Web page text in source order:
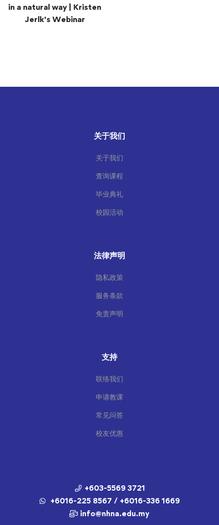
in a natural way | Kristen
Jerlk’s Webinar
关于我们
关于我们
查询课程
毕业典礼
校园活动
法律声明
隐私政策
服务条款
免责声明
支持
联络我们
申请教课
常见问答
校友优惠
+603-5569 3721
+6016-225 8567 / +6016-336 1669
info@nhna.edu.my